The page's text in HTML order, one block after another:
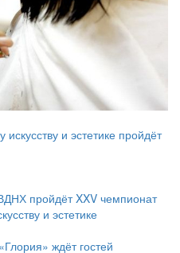
и эстетике пройдёт
пройдёт XXV чемпионат
и эстетике